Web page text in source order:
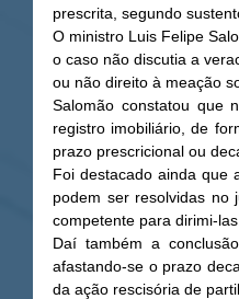
prescrita, segundo
O ministro Luis Felipe
o caso não discutia a
ou não direito à meação
Salomão constatou que
registro imobiliário, de
prazo prescricional ou
Foi destacado ainda que
podem ser resolvidas no
competente para dirimi-las.
Daí também a
afastando-se o prazo
da ação rescisória de